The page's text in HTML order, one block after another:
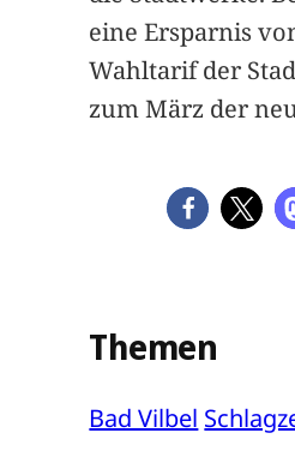
eine Ersparnis
Wahltarif der
zum März der
Themen
Bad Vilbel